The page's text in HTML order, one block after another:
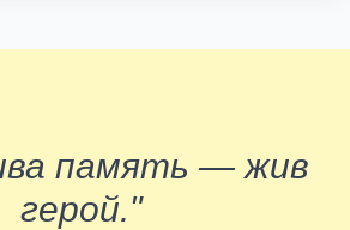
память — жив
герой."